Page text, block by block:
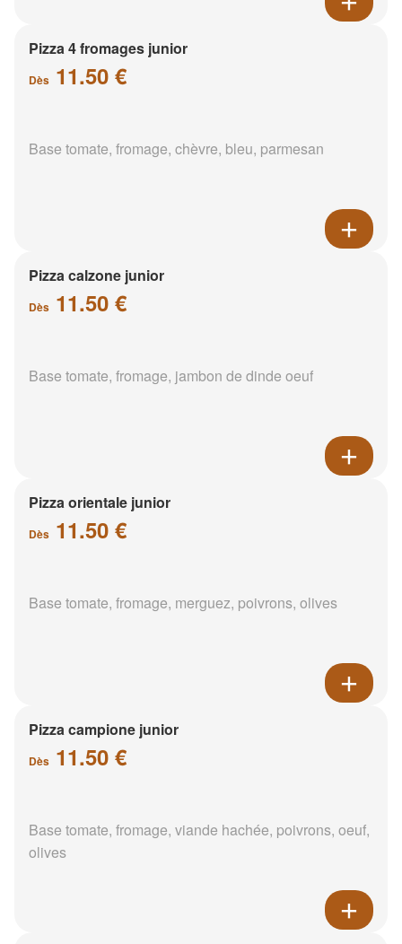
Pizza 4 fromages junior
Dès 11.50 €
Base tomate, fromage, chèvre, bleu, parmesan
Pizza calzone junior
Dès 11.50 €
Base tomate, fromage, jambon de dinde oeuf
Pizza orientale junior
Dès 11.50 €
Base tomate, fromage, merguez, poivrons, olives
Pizza campione junior
Dès 11.50 €
Base tomate, fromage, viande hachée, poivrons, oeuf,
olives